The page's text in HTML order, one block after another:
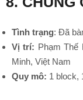
Tình trạng: Đã
Vị trí: Phạm Thế
Minh, Việt Nam
Quy mô: 1 block,